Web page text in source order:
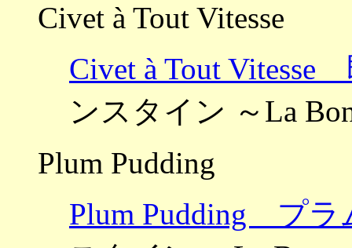
Civet à Tout Vitesse
Civet à Tout
ンスタイン ～La
Plum Pudding
Plum Pudding プラ